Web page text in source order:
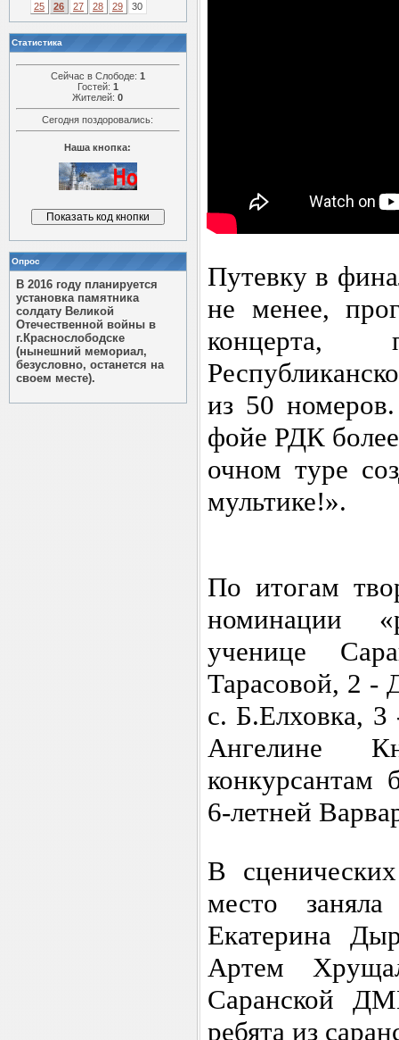
25
26 27 28 29 30
Статистика
Сейчас в Слободе: 1
Гостей: 1
Жителей:0
Сегодня поздоровались:
Наша кнопка:
Опрос
В 2016 году планируется
установка памятника
солдату Великой
Отечественной войны в
г.Краснослободске
(нынешний мемориал,
безусловно, останется на
своем месте).
Путевку в
не менее,
концерта,
из 50
фойе РДК
очном туре
мультике!».
По итогам
номинации
ученице
Тарасовой, 2 -
с. Б.Елховка,
Ангелине
6-летней
В
место заняла
Екатерина
Артем
Саранской
ребята из